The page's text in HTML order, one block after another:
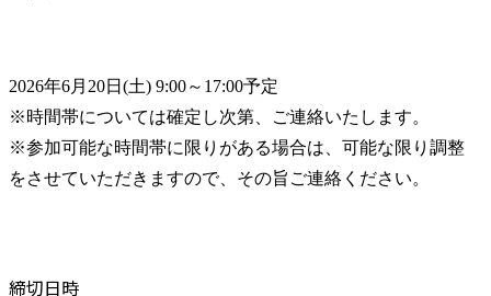
2026年6月20日(土) 9:00～17:00予定
※時間帯については確定し次第、ご連絡いたします。
※参加可能な時間帯に限りがある場合は、可能な限り調整
をさせていただきますので、その旨ご連絡ください。
締切日時